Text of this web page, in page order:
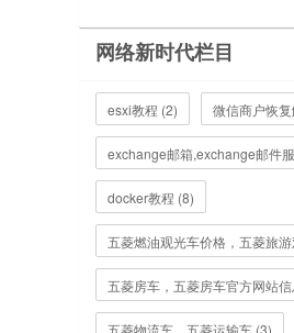
网络新时代栏目
esxi教程 (2) 微信商户恢
exchange邮箱,exchange邮件
docker教程 (8)
五菱燃油观光车价格，五菱旅
五菱房车，五菱房车官方网站
五菱物流车，五菱运输车 (3)